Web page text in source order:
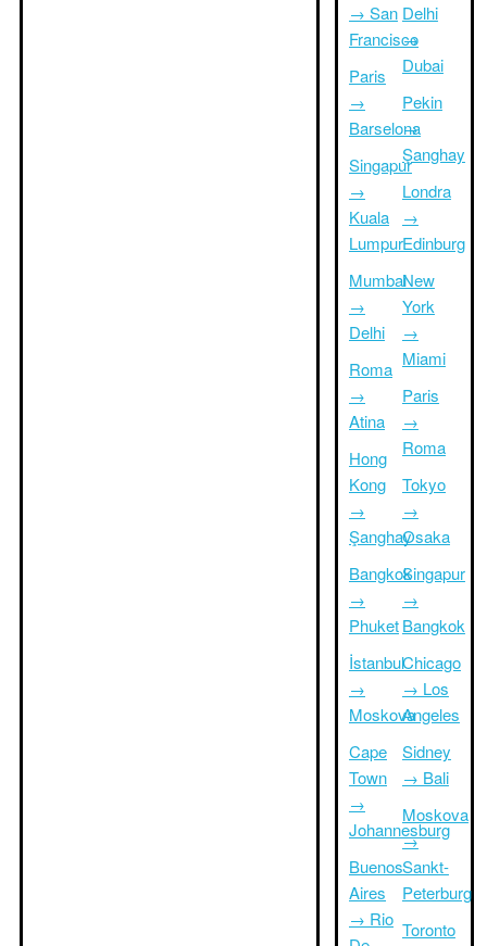
→ San
Francisco
Paris
→
Barselona
Singapur
→
Kuala
Lumpur
Mumbai
→
Delhi
Roma
→
Atina
Hong
Kong
→
Şanghay
Bangkok
→
Phuket
İstanbul
→
Moskova
Cape
Town
→
Johannesburg
Buenos
Aires
→ Rio
Delhi
→
Dubai
Pekin
→
Şanghay
Londra
→
Edinburg
New
York
→
Miami
Paris
→
Roma
Tokyo
→
Osaka
Singapur
→
Bangkok
Chicago
→ Los
Angeles
Sidney
→ Bali
Moskova
→
Sankt-
Peterburg
Toronto